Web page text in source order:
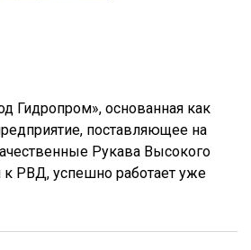
Гидропром», основанная как
поставляющее на
Рукава Высокого
РВД, успешно работает уже